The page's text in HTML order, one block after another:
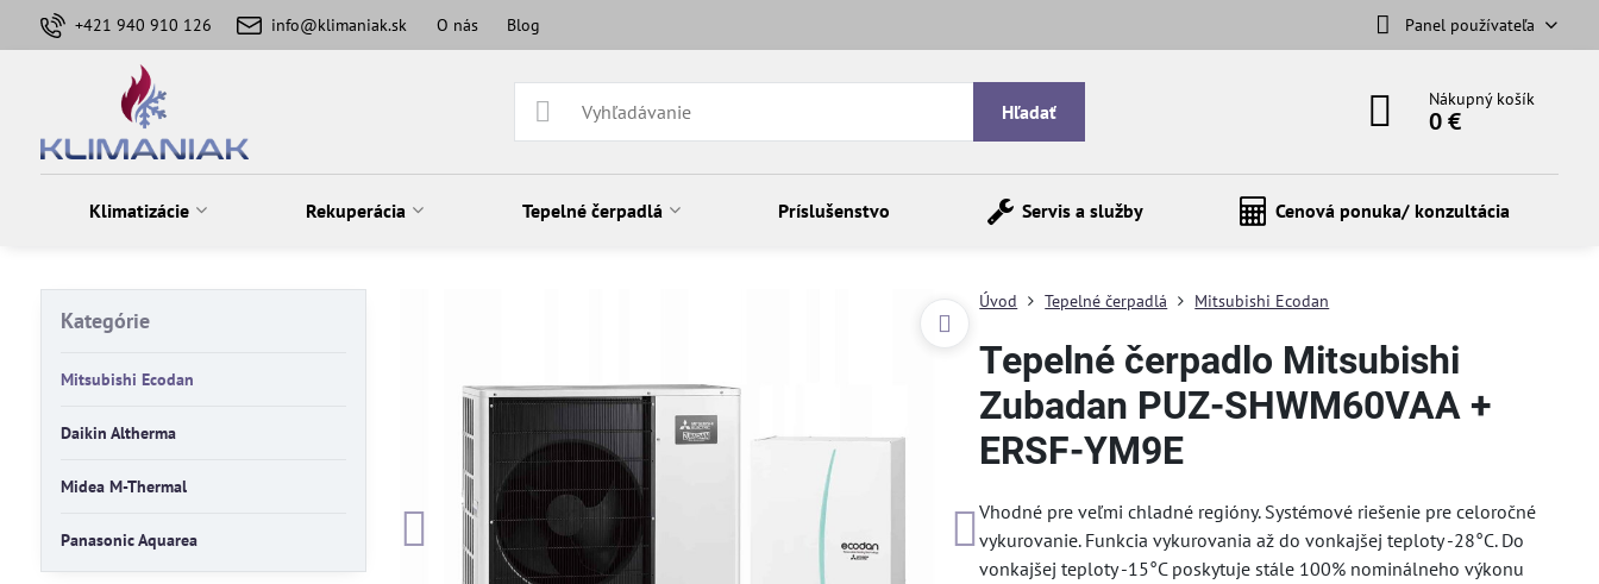
+421 940 910 126 info@klimaniak.sk O nás Blog Panel používateľa
Hľadať
Nákupný košík
0 €
Klimatizácie Rekuperácia Tepelné čerpadlá Príslušenstvo Servis a služby Cenová ponuka/ konzultácia
Úvod Tepelné čerpadlá Mitsubishi Ecodan
Tepelné čerpadlo Mitsubishi
Zubadan PUZ-SHWM60VAA +
ERSF-YM9E
Vhodné pre veľmi chladné regióny. Systémové riešenie pre celoročné
vykurovanie. Funkcia vykurovania až do vonkajšej teploty -28°C. Do
vonkajšej teploty -15°C poskytuje stále 100% nominálneho výkonu
Kategórie
Mitsubishi Ecodan
Daikin Altherma
Midea M-Thermal
Panasonic Aquarea